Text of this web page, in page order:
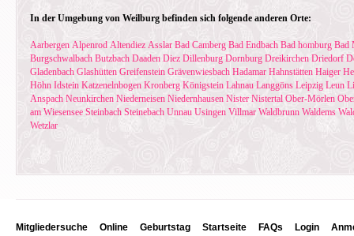
In der Umgebung von Weilburg befinden sich folgende anderen Orte:
Aarbergen Alpenrod Altendiez Asslar Bad Camberg Bad Endbach Bad homburg Bad
Burgschwalbach Butzbach Daaden Diez Dillenburg Dornburg Dreikirchen Driedorf
Gladenbach Glashütten Greifenstein Grävenwiesbach Hadamar Hahnstätten Haiger
Höhn Idstein Katzenelnbogen Kronberg Königstein Lahnau Langgöns Leipzig Leun
Anspach Neunkirchen Niederneisen Niedernhausen Nister Nistertal Ober-Mörlen
am Wiesensee Steinbach Steinebach Unnau Usingen Villmar Waldbrunn Waldems
Wetzlar
Mitgliedersuche Online Geburtstag Startseite FAQs Login